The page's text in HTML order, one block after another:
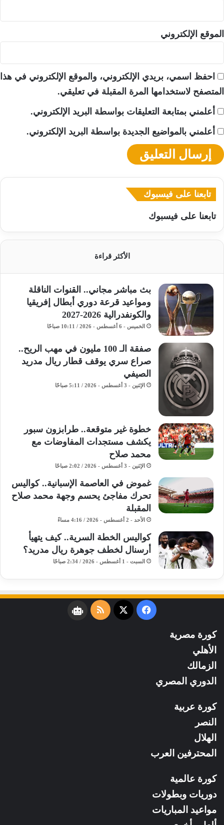
الموقع الإلكتروني
احفظ اسمي، بريدي الإلكتروني، والموقع الإلكتروني في هذا
المتصفح لاستخدامها المرة المقبلة في تعليقي.
أعلمني بمتابعة التعليقات بواسطة البريد الإلكتروني.
أعلمني بالمواضيع الجديدة بواسطة البريد الإلكتروني.
تابعنا على فيسبوك
تابعنا على فيسبوك
الأكثر قراءة
بث مباشر مجاني.. القنوات الناقلة
ومواعيد قرعة دوري أبطال إفريقيا
والكونفدرالية 2026-2027
الخميس - 6 أغسطس - 2026 / 10:11 صباحًا
صفقة الـ 100 مليون في مهب الريح..
صراع سري يوقف قطار ريال مدريد
الصيفي
الإثنين - 3 أغسطس - 2026 / 5:11 صباحًا
خطوة غير متوقعة.. طرابزون سبور
يكشف مستجدات المفاوضات مع
محمد صلاح
الإثنين - 3 أغسطس - 2026 / 2:02 صباحًا
غموض في العاصمة الإسبانية.. كواليس
تحرك مفاجئ يحسم وجهة محمد صلاح
المقبلة
الأحد - 2 أغسطس - 2026 / 4:16 مساءً
كواليس الخطة السرية.. كيف يتهيأ
أرسنال لخطف جوهرة ريال مدريد؟
السبت - 1 أغسطس - 2026 / 2:34 صباحًا
فيسبوك
‫X
ملخصنبض
كورة مصرية
الأهلي
الزمالك
الدوري المصري
كورة عربية
النصر
الهلال
المحترفين العرب
كورة عالمية
دوريات وبطولات
مواعيد المباريات